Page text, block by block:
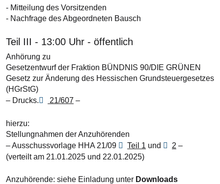
- Mitteilung des Vorsitzenden
- Nachfrage des Abgeordneten Bausch
Teil III - 13:00 Uhr - öffentlich
Anhörung zu
Gesetzentwurf der Fraktion BÜNDNIS 90/DIE GRÜNEN
Gesetz zur Änderung des Hessischen Grundsteuergesetzes
(HGrStG)
– Drucks.
21/607 –
hierzu:
Stellungnahmen der Anzuhörenden
– Ausschussvorlage HHA 21/09
Teil 1 und 2 –
(verteilt am 21.01.2025 und 22.01.2025)
Anzuhörende: siehe Einladung unter Downloads